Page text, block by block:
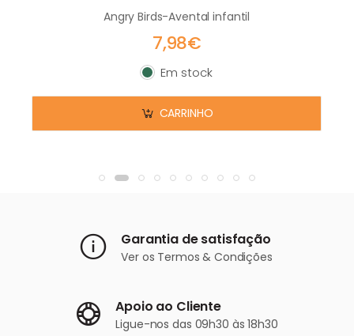
Angry Birds-Avental infantil
7,98€
Em stock
Em stock
CARRINHO
Garantia de satisfação
Ver os Termos & Condições
Apoio ao Cliente
Ligue-nos das 09h30 às 18h30